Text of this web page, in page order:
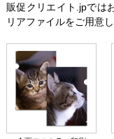
販促クリエイト.jpでは
リアファイルをご用意